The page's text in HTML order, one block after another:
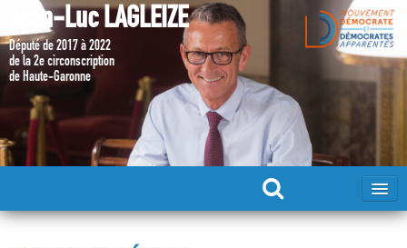
Jean-Luc LAGLEIZE
Député de 2017 à 2022
de la 2e circonscription
de Haute-Garonne